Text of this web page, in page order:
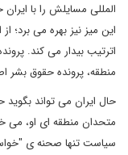
المللی مسایلش را با
این میز نیز بهره می برد؛
اترتیب بیدار می کند.
منطقه، پرونده حقوق بشر
حال ایران می تواند
متحدان منطقه ای او،
سیاست تنها صحنه ی